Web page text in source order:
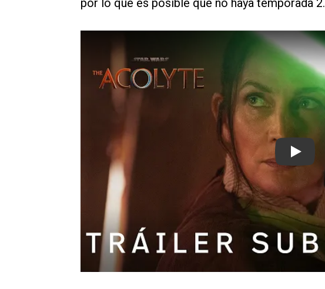
por lo que es posible que no haya temporada 2.
Play